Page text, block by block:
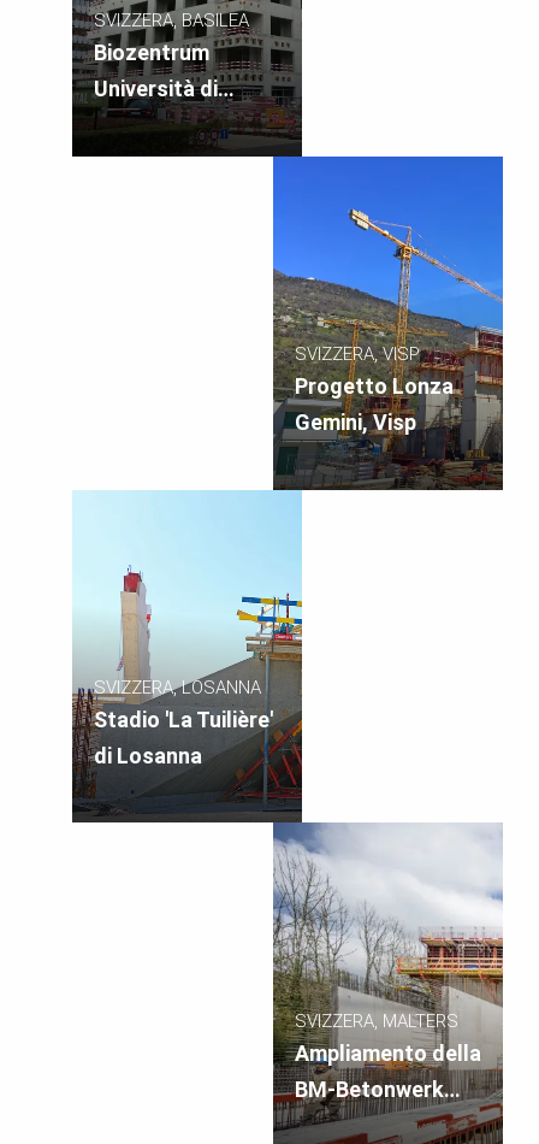
SVIZZERA, BASILEA
Biozentrum
Università di
Basilea
SVIZZERA, VISP
Progetto Lonza
Gemini, Visp
SVIZZERA, LOSANNA
Stadio 'La Tuilière'
di Losanna
SVIZZERA, MALTERS
Ampliamento della
BM-Betonwerk
Malters